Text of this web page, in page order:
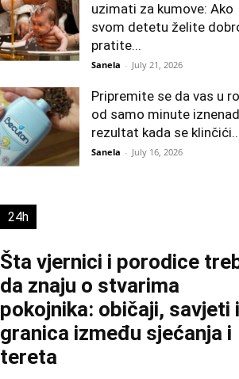
uzimati za kumove: Ako
svom detetu želite
pratite...
Sanela - July 21, 2026
Pripremite se da vas u
od samo minute
rezultat kada se
Sanela - July 16, 2026
24h
Šta vjernici i porodice
da znaju o stvarima
pokojnika: običaji, savjeti i
granica između sjećanja i
tereta